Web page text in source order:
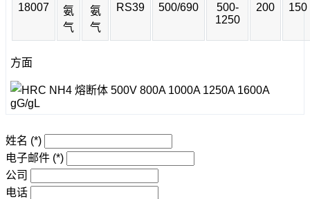
18007
氨
气
氨
气
RS39 500/690
500-
1250
200 150
方面
姓名 (*)
电子邮件 (*)
公司
电话